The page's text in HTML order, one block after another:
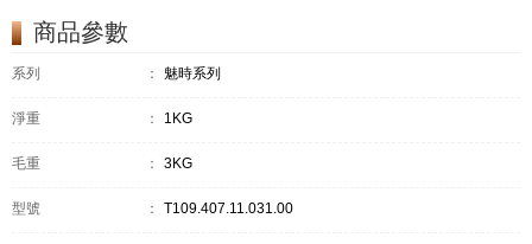
商品參數
系列 ： 魅時系列
淨重 ： 1KG
毛重 ： 3KG
型號 ： T109.407.11.031.00